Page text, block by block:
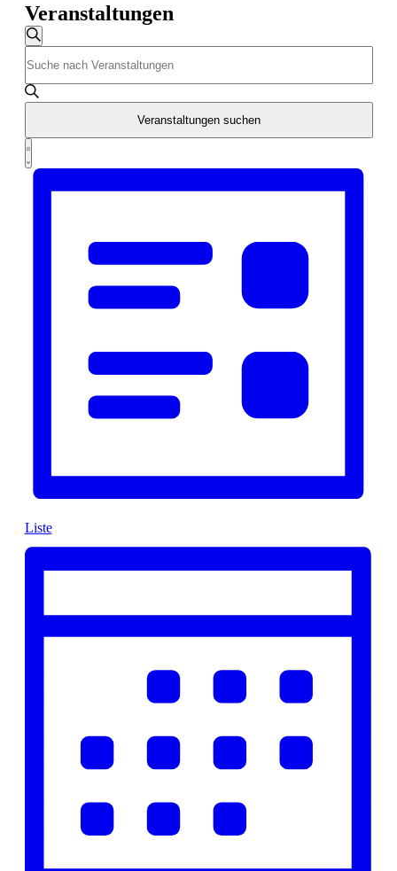
Veranstaltungen
Veranstaltungen
Suche
und
Ansichten,
Navigation
Suche
Schlüsselwort
eingeben.
Suche
Veranstaltungen
Schlüsselwort.
Veranstaltungen suchen
Veranstaltung
Ansichten-
Zusammenfassung
Liste